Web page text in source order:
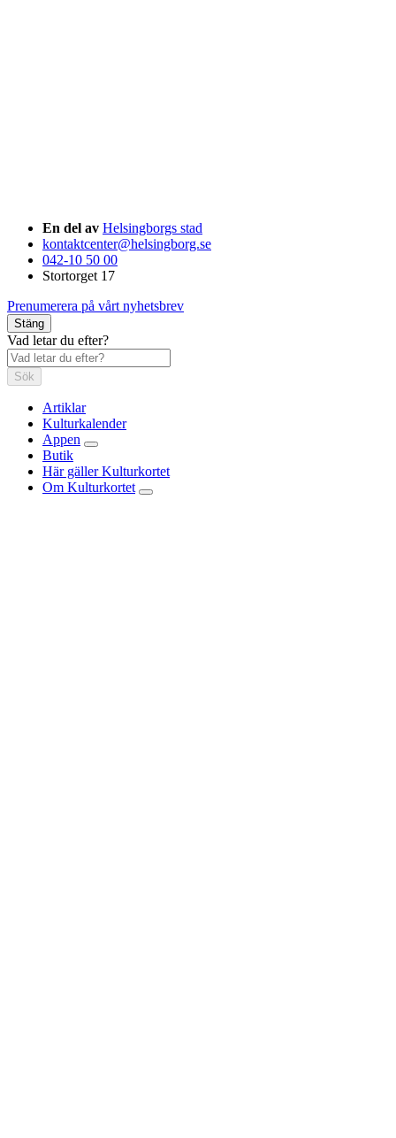
En del av Helsingborgs stad
kontaktcenter@helsingborg.se
042-10 50 00
Stortorget 17
Prenumerera på vårt nyhetsbrev
Stäng
Vad letar du efter?
Sök
Artiklar
Kulturkalender
Appen
Butik
Här gäller Kulturkortet
Om Kulturkortet